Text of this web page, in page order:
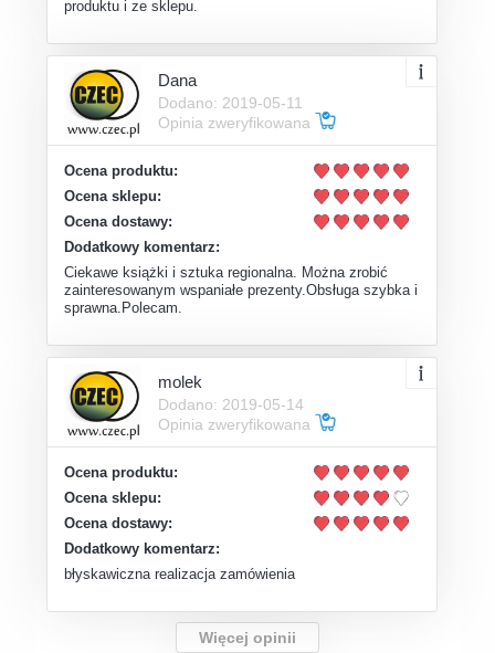
produktu i ze sklepu.
Dana
Dodano: 2019-05-11
Opinia zweryfikowana
Ocena produktu:
Ocena sklepu:
Ocena dostawy:
Dodatkowy komentarz:
Ciekawe książki i sztuka regionalna. Można zrobić
zainteresowanym wspaniałe prezenty.Obsługa szybka i
sprawna.Polecam.
molek
Dodano: 2019-05-14
Opinia zweryfikowana
Ocena produktu:
Ocena sklepu:
Ocena dostawy:
Dodatkowy komentarz:
błyskawiczna realizacja zamówienia
Więcej opinii